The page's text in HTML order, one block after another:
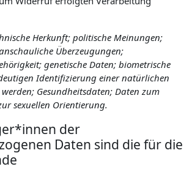
Herkunft; politische Meinungen;
Überzeugungen;
genetische Daten; biometrische
Identifizierung einer natürlichen
Gesundheitsdaten; Daten zum
sexuellen Orientierung.
der
Daten sind die für die